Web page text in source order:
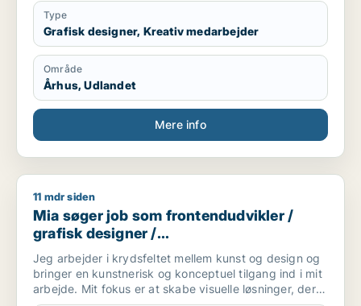
Type
Grafisk designer, Kreativ medarbejder
Område
Århus, Udlandet
Mere info
Mia søger job som frontendudvikler / grafisk designer /
11 mdr siden
Mia søger job som frontendudvikler /
grafisk designer /
kommunikationsmedarbejder / kreativ
medarbejder
Jeg arbejder i krydsfeltet mellem kunst og design og
bringer en kunstnerisk og konceptuel tilgang ind i mit
arbejde. Mit fokus er at skabe visuelle løsninger, der